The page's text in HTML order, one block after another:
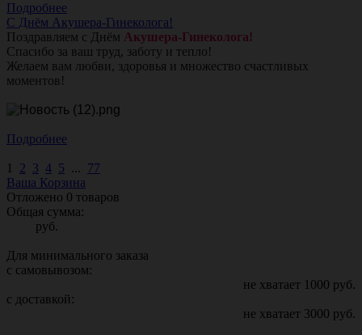
Подробнее
С Днём Акушера-Гинеколога!
Поздравляем с Днём Акушера-Гинеколога!
Спасибо за ваш труд, заботу и тепло!
Желаем вам любви, здоровья и множество счастливых
моментов!
Подробнее
1 2 3 4 5 ... 77
Ваша Корзина
Отложено 0 товаров
Общая сумма:
руб.
Для минимального заказа
с самовывозом:
не хватает 1000 руб.
с доставкой:
не хватает 3000 руб.